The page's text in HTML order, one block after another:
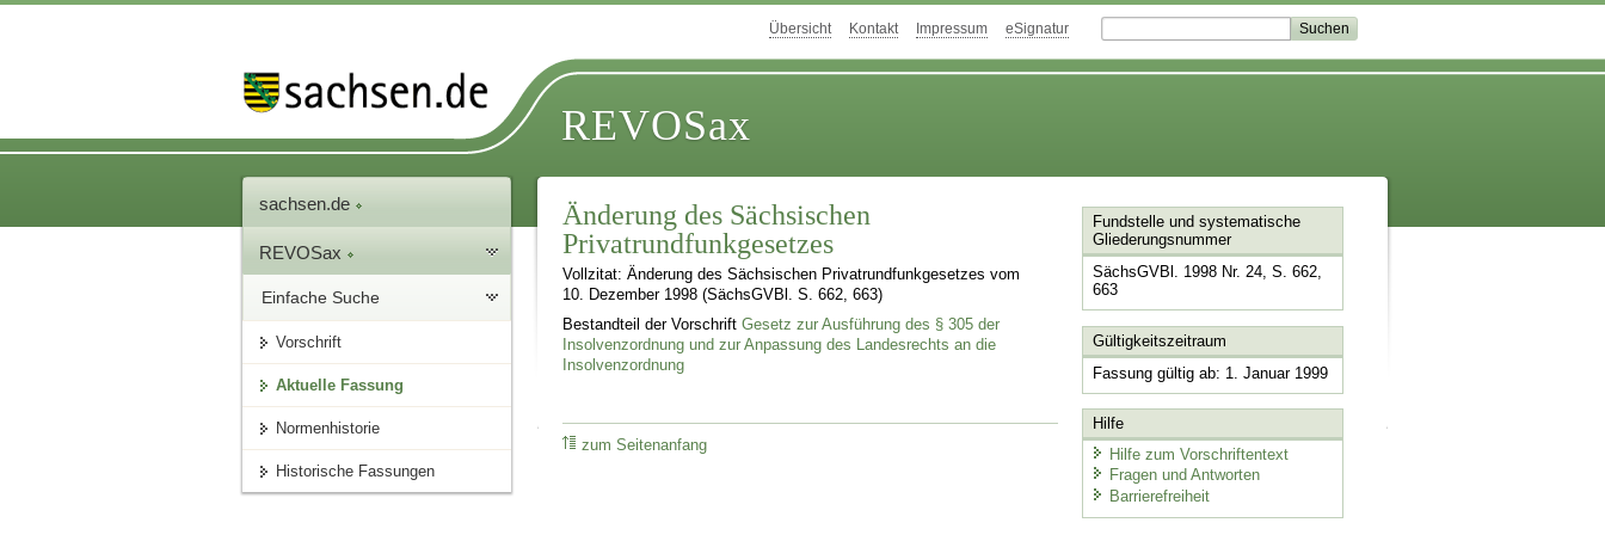
Übersicht Kontakt Impressum eSignatur
REVOSax
sachsen.de
REVOSax
Einfache Suche
Vorschrift
Aktuelle Fassung
Normenhistorie
Historische Fassungen
Änderung des Sächsischen
Privatrundfunkgesetzes
Vollzitat: Änderung des Sächsischen Privatrundfunkgesetzes vom
10. Dezember 1998 (SächsGVBl. S. 662, 663)
Bestandteil der VorschriftGesetz zur Ausführung des § 305 der
Insolvenzordnung und zur Anpassung des Landesrechts an die
Insolvenzordnung
zum Seitenanfang
Fundstelle und systematische
Gliederungsnummer
SächsGVBl. 1998 Nr. 24, S. 662,
663
Gültigkeitszeitraum
Fassung gültig ab: 1. Januar 1999
Hilfe
Hilfe zum Vorschriftentext
Fragen und Antworten
Barrierefreiheit